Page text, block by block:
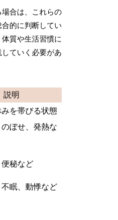
合は、これらの
的に判断してい
質や生活習慣に
ていく必要があ
説明
を帯びる状態
ぼせ、発熱な
秘など
眠、動悸など